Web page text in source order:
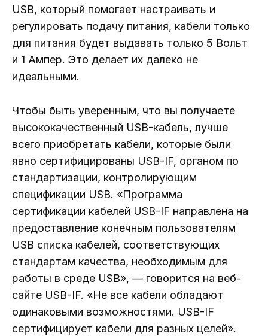
USB, который помогает настраивать и
регулировать подачу питания, кабели только
для питания будет выдавать только 5 Вольт
и 1 Ампер. Это делает их далеко не
идеальными.
Чтобы быть уверенным, что вы получаете
высококачественный USB-кабель, лучше
всего приобретать кабели, которые были
явно сертифицированы USB-IF, органом по
стандартизации, контролирующим
спецификации USB. «Программа
сертификации кабелей USB-IF направлена ​​на
предоставление конечным пользователям
USB списка кабелей, соответствующих
стандартам качества, необходимым для
работы в среде USB», — говорится на веб-
сайте USB-IF. «Не все кабели обладают
одинаковыми возможностями. USB-IF
сертифицирует кабели для разных целей».